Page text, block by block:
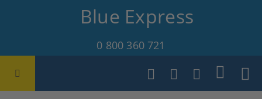
Blue Express
0 800 360 721